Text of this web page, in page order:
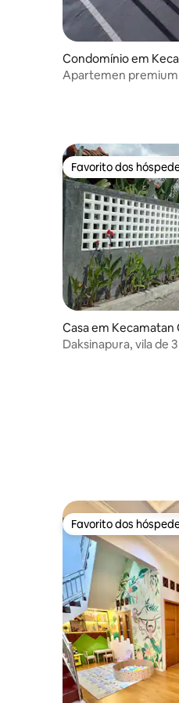
Condomínio em
eman
Apartemen
Favorito dos
Favorito dos
Casa em Kecamatan
ng
Daksinapura, vila de
Favorito dos
Favorito dos